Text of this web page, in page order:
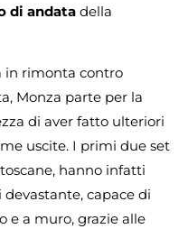
di andata della
in rimonta contro
Monza parte per la
di aver fatto ulteriori
uscite. I primi due set
hanno infatti
capace di
e a muro, grazie alle